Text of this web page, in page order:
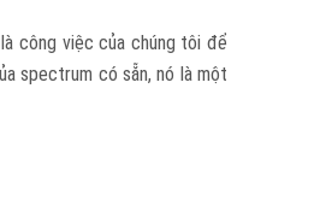
công việc của chúng tôi để
spectrum có sẵn, nó là một